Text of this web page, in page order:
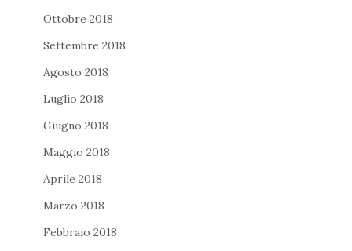
Ottobre 2018
Settembre 2018
Agosto 2018
Luglio 2018
Giugno 2018
Maggio 2018
Aprile 2018
Marzo 2018
Febbraio 2018